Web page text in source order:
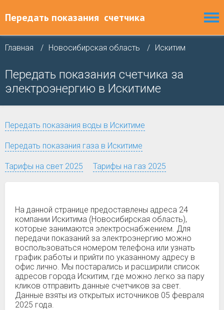
Передать показания счетчика
Главная Новосибирская область Искитим
Передать показания счетчика за
электроэнергию в Искитиме
Передать показания воды в Искитиме
Передать показания газа в Искитиме
Тарифы на свет 2025 Тарифы на газ 2025
На данной странице предоставлены адреса 24
компании Искитима (Новосибирская область),
которые занимаются электроснабжением. Для
передачи показаний за электроэнергию можно
воспользоваться номером телефона или узнать
график работы и прийти по указанному адресу в
офис лично. Мы постарались и расширили список
адресов города Искитим, где можно легко за пару
кликов отправить данные счетчиков за свет.
Данные взяты из открытых источников 05 февраля
2025 года.